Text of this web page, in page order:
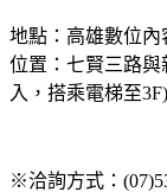
地點：高雄數位內
位置：七賢三路
入，搭乘電梯至3F)
※洽詢方式：